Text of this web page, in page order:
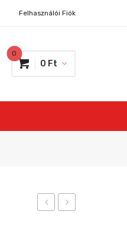
Felhasználói Fiók
0
0 Ft